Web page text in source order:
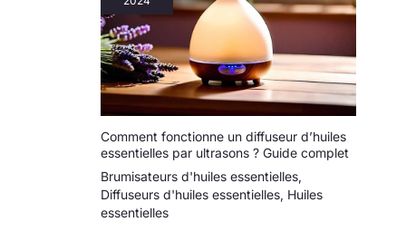
Comment fonctionne un diffuseur d’huiles
essentielles par ultrasons ? Guide complet
Brumisateurs d'huiles essentielles,
Diffuseurs d'huiles essentielles, Huiles
essentielles